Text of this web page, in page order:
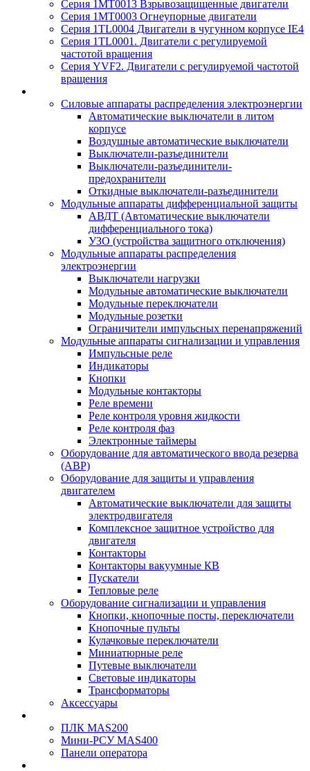
Серия 1MT0013 Взрывозащищенные двигатели
Серия 1MT0003 Огнеупорные двигатели
Серия 1TL0004 Двигатели в чугунном корпусе IE4
Серия 1TL0001. Двигатели с регулируемой
частотой вращения
Серия YVF2. Двигатели с регулируемой частотой
вращения
Силовые аппараты распределения электроэнергии
Автоматические выключатели в литом
корпусе
Воздушные автоматические выключатели
Выключатели-разъединители
Выключатели-разъединители-
предохранители
Откидные выключатели-разъединители
Модульные аппараты дифференциальной защиты
АВДТ (Автоматические выключатели
дифференциального тока)
УЗО (устройства защитного отключения)
Модульные аппараты распределения
электроэнергии
Выключатели нагрузки
Модульные автоматические выключатели
Модульные переключатели
Модульные розетки
Ограничители импульсных перенапряжений
Модульные аппараты сигнализации и управления
Импульсные реле
Индикаторы
Кнопки
Модульные контакторы
Реле времени
Реле контроля уровня жидкости
Реле контроля фаз
Электронные таймеры
Оборудование для автоматического ввода резерва
(АВР)
Оборудование для защиты и управления
двигателем
Автоматические выключатели для защиты
электродвигателя
Комплексное защитное устройство для
двигателя
Контакторы
Контакторы вакуумные КВ
Пускатели
Тепловые реле
Оборудование сигнализации и управления
Кнопки, кнопочные посты, переключатели
Кнопочные пульты
Кулачковые переключатели
Миниатюрные реле
Путевые выключатели
Световые индикаторы
Трансформаторы
Аксессуары
ПЛК MAS200
Мини-РСУ MAS400
Панели оператора